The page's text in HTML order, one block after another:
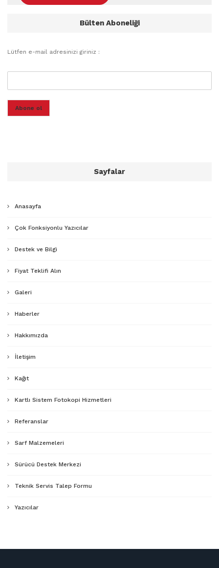
Bülten Aboneliği
Lütfen e-mail adresinizi giriniz :
Abone ol
Sayfalar
Anasayfa
Çok Fonksiyonlu Yazıcılar
Destek ve Bilgi
Fiyat Teklifi Alın
Galeri
Haberler
Hakkımızda
İletişim
Kağıt
Kartlı Sistem Fotokopi Hizmetleri
Referanslar
Sarf Malzemeleri
Sürücü Destek Merkezi
Teknik Servis Talep Formu
Yazıcılar